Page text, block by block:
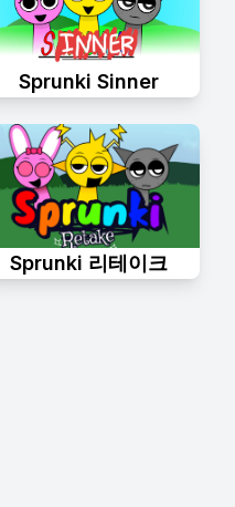
Sprunki Sinner
Sprunki 리테이크